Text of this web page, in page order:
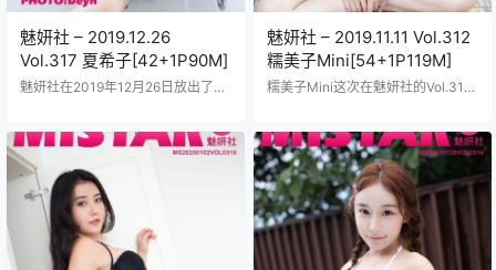
魅妍社 – 2019.12.26
Vol.317 夏希子[42+1P90M]
魅妍社在2019年12月26日放出了Vo
紧身黑色连衣裙站在海边背景是夕
阳余晖映照下的金色沙滩海浪轻轻
拍打着岸边沙子细腻得像是撒了一
层糖粉夏希子的长发随风飘动眼神
迷离嘴角带着若有若无的微笑整个
画面美得不像话简直能把人魂都勾
走这套图集包含了整整42张高清大
图还额外赠送了一张独家特写照片
魅妍社 – 2019.11.11 Vol.312
糯美子Mini[54+1P119M]
糯美子Mini这次在魅妍社的Vol.312
她那脸蛋儿嫩得能掐出水来，皮肤
白里透红像刚蒸熟的糯米团子，54
张高清大图加一张封面特写塞进119
MB的小包里，下载速度嗖嗖的快，
一点不占空间，她穿的衣服花样多
到眼花缭乱，一会儿是清纯校服扮
学生妹，一会儿换上蕾丝内衣秀火
辣身材，摄影师把每个角度都拍得